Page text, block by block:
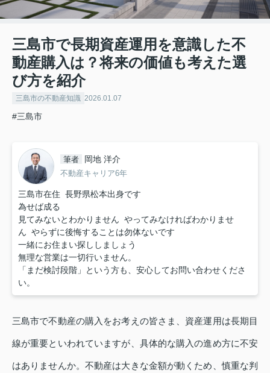
三島市で長期資産運用を意識した不
動産購入は？将来の価値も考えた選
び方を紹介
三島市の不動産知識 2026.01.07
#三島市
筆者 岡地 洋介
不動産キャリア6年
三島市在住 長野県松本出身です
為せば成る
見てみないとわかりません やってみなければわかりませ
ん やらずに後悔することは勿体ないです
一緒にお住まい探ししましょう
無理な営業は一切行いません。
「まだ検討段階」という方も、安心してお問い合わせくださ
い。
三島市で不動産の購入をお考えの皆さま、資産運用は長期目
線が重要といわれていますが、具体的な購入の進め方に不安
はありませんか。不動産は大きな金額が動くため、慎重な判